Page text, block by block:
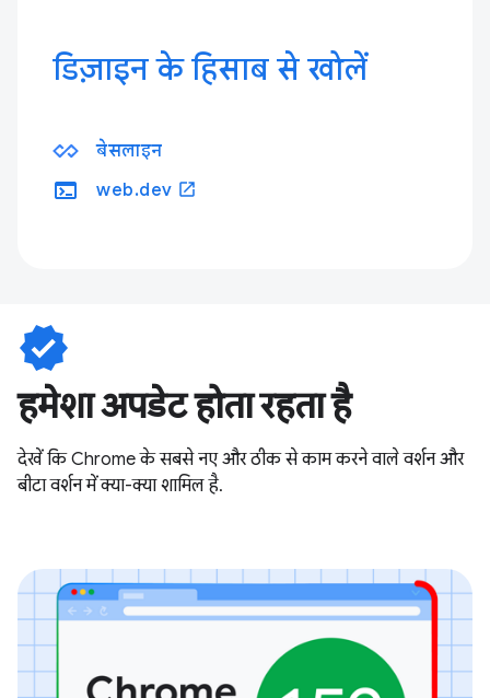
डिज़ाइन के हिसाब से खोलें
बेसलाइन
terminal web.dev open_in_new
verified
हमेशा अपडेट होता रहता है
देखें कि Chrome के सबसे नए और ठीक से काम करने वाले वर्शन और
बीटा वर्शन में क्या-क्या शामिल है.